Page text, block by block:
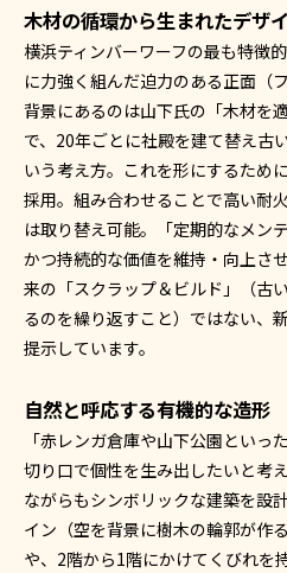
木材の循環から生まれたデザ
横浜ティンバーワーフの最も特徴
に力強く組んだ迫力のある正面（
背景にあるのは山下氏の「木材を
で、20年ごとに社殿を建て替え古
いう考え方。これを形にするため
採用。組み合わせることで高い耐
は取り替え可能。「定期的なメン
かつ持続的な価値を維持・向上さ
来の「スクラップ＆ビルド」（古
るのを繰り返すこと）ではない、
提示しています。
自然と呼応する有機的な造形
「赤レンガ倉庫や山下公園といっ
切り口で個性を生み出したいと考
ながらもシンボリックな建築を設
イン（空を背景に樹木の輪郭が作
や、2階から1階にかけてくびれを